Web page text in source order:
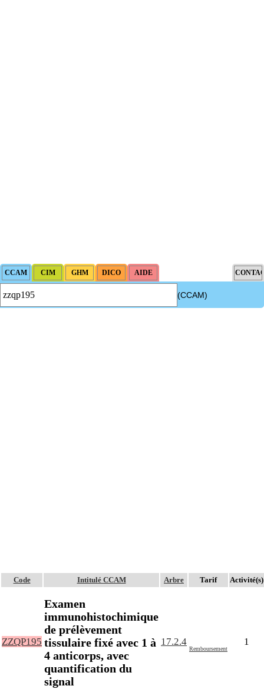
(CCAM)
Code Intitulé CCAM Arbre Tarif Activité(s)
ZZQP195
Examen
immunohistochimique
de prélèvement
tissulaire fixé avec 1 à
4 anticorps, avec
quantification du
signal
17.2.4
Remboursement
1